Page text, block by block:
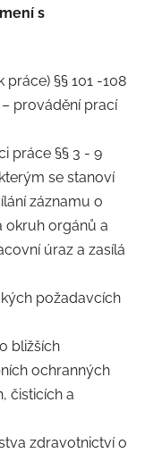
s
§§ 101 -108
provádění prací
práce §§ 3 - 9
se stanoví
záznamu o
okruh orgánů a
úraz a zasílá
požadavcích
bližších
ochranných
čisticích a
zdravotnictví o